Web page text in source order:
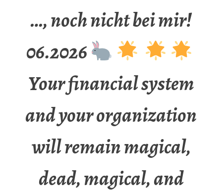
…, noch nicht bei mir!
06.2026
Your financial system
and your organization
will remain magical,
dead, magical, and